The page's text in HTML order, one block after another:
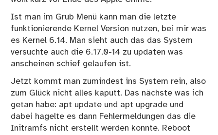
Ist man im Grub Menü kann man die letzte
funktionierende Kernel Version nutzen, bei mir was
es Kernel 6.14. Man sieht auch das das System
versuchte auch die 6.17.0-14 zu updaten was
anscheinen schief gelaufen ist.
Jetzt kommt man zumindest ins System rein, also
zum Glück nicht alles kaputt. Das nächste was ich
getan habe: apt update und apt upgrade und
dabei hagelte es dann Fehlermeldungen das die
Initramfs nicht erstellt werden konnte. Reboot